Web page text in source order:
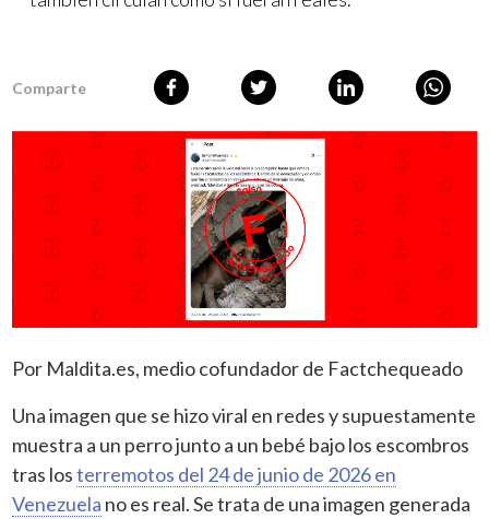
Comparte
Por Maldita.es, medio cofundador de Factchequeado
Una imagen que se hizo viral en redes y supuestamente
muestra a un perro junto a un bebé bajo los escombros
tras losterremotos del 24 de junio de 2026 en
Venezuela no es real. Se trata de una imagen generada